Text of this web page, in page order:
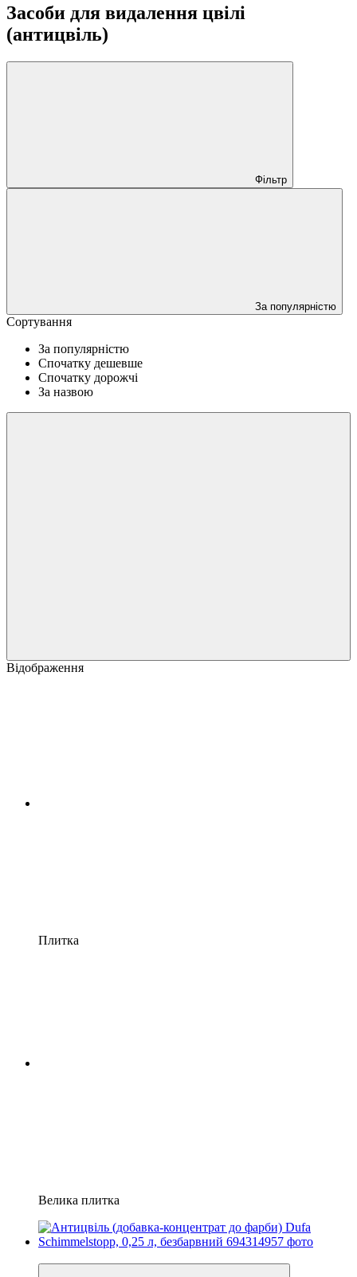
Засоби для видалення цвілі
(антицвіль)
Фільтр
За популярністю
Сортування
За популярністю
Спочатку дешевше
Спочатку дорожчі
За назвою
Відображення
Плитка
Велика плитка